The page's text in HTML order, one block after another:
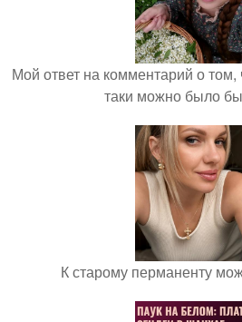
Мой ответ на комментарий о
таки можно было
К старому перманенту